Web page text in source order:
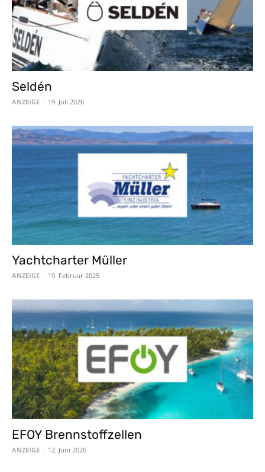
Seldén
ANZEIGE - 19. Juli 2026
Yachtcharter Müller
ANZEIGE - 19. Februar 2025
EFOY Brennstoffzellen
ANZEIGE - 12. Juni 2026